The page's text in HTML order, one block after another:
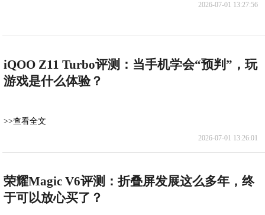
2026-07-01 13:27:56
iQOO Z11 Turbo评测：当手机学会“预判”，玩
游戏是什么体验？
>>查看全文
2026-07-01 13:26:01
荣耀Magic V6评测：折叠屏发展这么多年，终
于可以放心买了？